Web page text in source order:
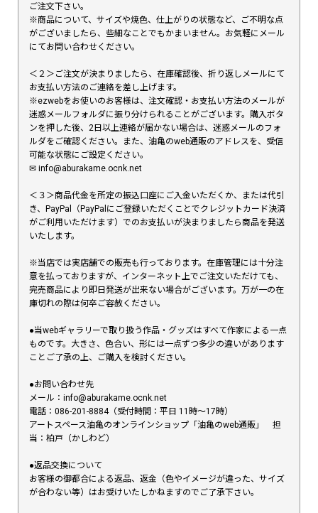
ご注文下さい。
※商品について、サイズや焼色、仕上がりの状態など、ご不明な点
がございましたら、些細なことでもかまいません。お気軽にメール
にてお問い合わせください。
＜２＞ご注文が決まりましたら、在庫確認後、折り返しメールにて
お支払い方法のご連絡を差し上げます。
※ezwebをお使いのお客様は、注文確認・お支払い方法のメールが
迷惑メールフォルダに振り分けられることがございます。購入ボタ
ンを押した後、2日以上連絡が届かない場合は、迷惑メールのフォ
ルダをご確認ください。また、油亀のweb通販のアドレスを、受信
可能な状態にご設定ください。
✉︎ info@aburakame.ocnk.net
＜３＞商品代金を所定の振込口座にご入金いただくか、または代引
き、PayPal（PayPalにご登録いただくことでクレジットカード決済
がご利用いただけます）でのお支払いが決まりましたら商品を発送
いたします。
※当店では実店舗での販売も行っております。在庫管理には十分注
意を払っておりますが、インターネット上でご注文いただけても、
完売商品により即日発送が出来ない場合がございます。万が一の在
庫切れの際は何卒ご容赦ください。
●当webギャラリーで取り扱う作品・グッズはすべて作家による一点
ものです。大きさ、色合い、形には一点ずつ多少の違いがあります
ことご了承の上、ご購入を検討ください。
●お問い合わせ先
メール：info@aburakame.ocnk.net
電話：086-201-8884（受付時間：平日 11時〜17時）
アートスペース油亀のオンラインショップ「油亀のweb通販」 担
当：柏戸（かしわど）
●返品交換について
お客様の御都合による返品、返金（色やイメージが違った、サイズ
が合わない等）はお受けいたしかねますのでご了承下さい。